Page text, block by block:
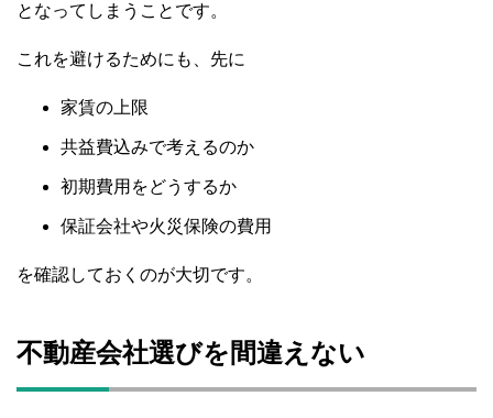
となってしまうことです。
これを避けるためにも、先に
家賃の上限
共益費込みで考えるのか
初期費用をどうするか
保証会社や火災保険の費用
を確認しておくのが大切です。
不動産会社選びを間違えない